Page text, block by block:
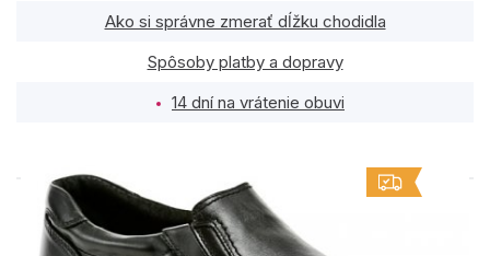
Ako si správne zmerať dĺžku chodidla
Spôsoby platby a dopravy
14 dní na vrátenie obuvi
PODOBNÉ PRODUKTY